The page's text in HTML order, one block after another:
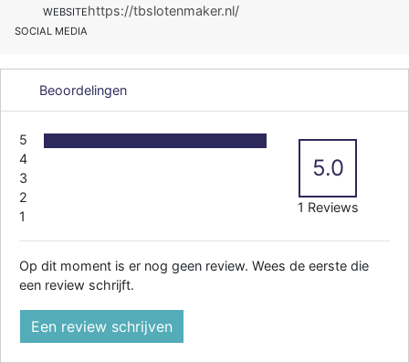
WEBSITEhttps://tbslotenmaker.nl/
SOCIAL MEDIA
Beoordelingen
5
4
3
2
1
5.0
1 Reviews
Op dit moment is er nog geen review. Wees de eerste die
een review schrijft.
Een review schrijven